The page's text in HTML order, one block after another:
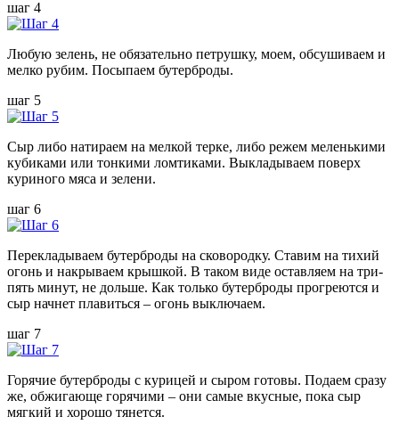
шаг 4
Любую зелень, не обязательно петрушку, моем, обсушиваем и
мелко рубим. Посыпаем бутерброды.
шаг 5
Сыр либо натираем на мелкой терке, либо режем меленькими
кубиками или тонкими ломтиками. Выкладываем поверх
куриного мяса и зелени.
шаг 6
Перекладываем бутерброды на сковородку. Ставим на тихий
огонь и накрываем крышкой. В таком виде оставляем на три-
пять минут, не дольше. Как только бутерброды прогреются и
сыр начнет плавиться – огонь выключаем.
шаг 7
Горячие бутерброды с курицей и сыром готовы. Подаем сразу
же, обжигающе горячими – они самые вкусные, пока сыр
мягкий и хорошо тянется.